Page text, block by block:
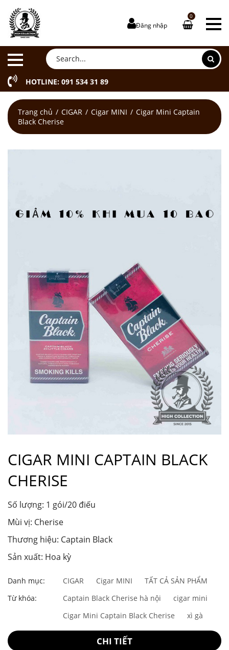
Đăng nhập
0
HOTLINE: 091 534 31 89
Trang chủ CIGAR Cigar MINI
Cigar Mini Captain
Black Cherise
CIGAR MINI CAPTAIN BLACK
CHERISE
Số lượng: 1 gói/20 điếu
Mùi vị: Cherise
Thương hiệu: Captain Black
Sản xuất: Hoa kỳ
Danh mục: CIGAR Cigar MINI
TẤT CẢ SẢN PHẨM
Từ khóa:
Captain Black Cherise hà nội
cigar mini
Cigar Mini Captain Black Cherise
xì gà
CHI TIẾT